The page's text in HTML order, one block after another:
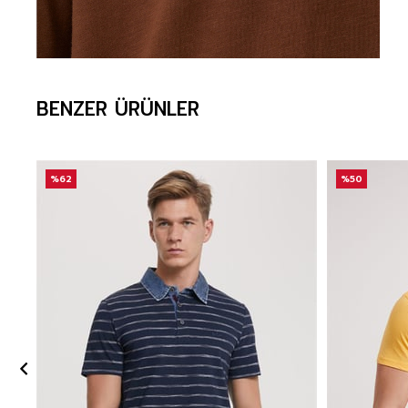
BENZER ÜRÜNLER
%62 %50